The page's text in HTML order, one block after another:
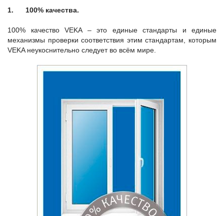
1. 100% качества.
100% качество VEKA – это единые стандарты и единые
механизмы проверки соответствия этим стандартам, которым
VEKA неукоснительно следует во всём мире.